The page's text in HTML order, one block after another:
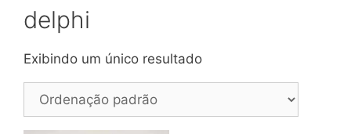
delphi
Exibindo um único resultado